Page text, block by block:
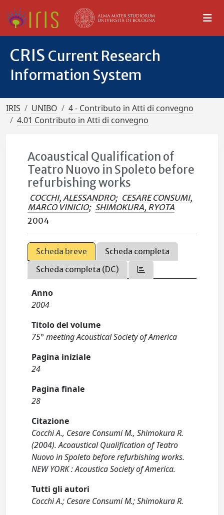
CRIS Current Research
Information System
IRIS UNIBO
4 - Contributo in Atti di convegno
4.01 Contributo in Atti di convegno
Acoaustical Qualification of
Teatro Nuovo in Spoleto before
refurbishing works
COCCHI, ALESSANDRO; CESARE CONSUMI,
MARCO VINICIO; SHIMOKURA, RYOTA
2004
Scheda breve
Scheda completa
Scheda completa (DC)
Anno
2004
Titolo del volume
75° meeting Acoustical Society of America
Pagina iniziale
24
Pagina finale
28
Citazione
Cocchi A., Cesare Consumi M., Shimokura R.
(2004). Acoaustical Qualification of Teatro
Nuovo in Spoleto before refurbishing works.
NEW YORK : Acoustica Society of America.
Tutti gli autori
Cocchi A.; Cesare Consumi M.; Shimokura R.